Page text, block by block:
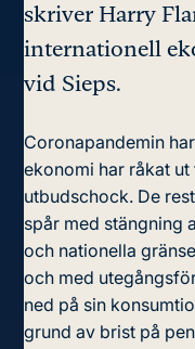
skriver Harry
internationell
vid Sieps.
Coronapandemin
ekonomi har råkat
utbudschock. De
spår med stängning
och nationella
och med
ned på sin
grund av brist på